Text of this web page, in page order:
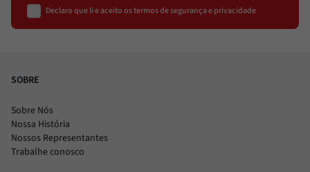
Declaro que li e aceito os termos de segurança e privacidade
SOBRE
Sobre Nós
Nossa História
Nossos Representantes
Trabalhe conosco